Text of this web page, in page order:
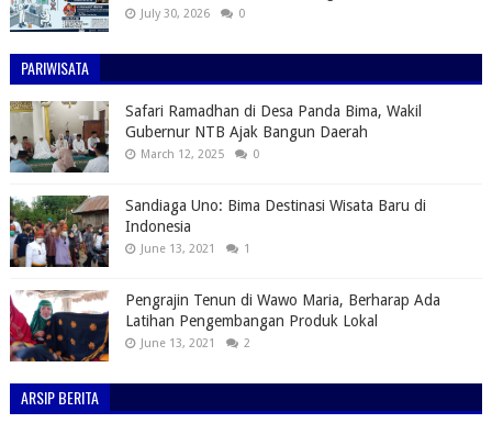
July 30, 2026 0
PARIWISATA
Safari Ramadhan di Desa Panda Bima, Wakil
Gubernur NTB Ajak Bangun Daerah
March 12, 2025 0
Sandiaga Uno: Bima Destinasi Wisata Baru di
Indonesia
June 13, 2021 1
Pengrajin Tenun di Wawo Maria, Berharap Ada
Latihan Pengembangan Produk Lokal
June 13, 2021 2
ARSIP BERITA